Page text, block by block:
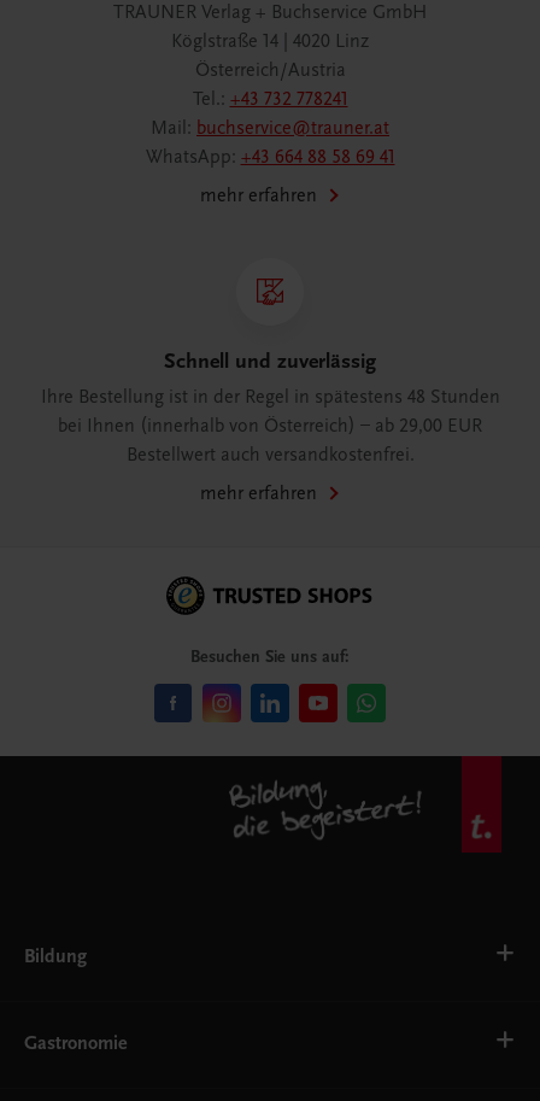
TRAUNER Verlag + Buchservice GmbH
Köglstraße 14 | 4020 Linz
Österreich/Austria
Tel.: +43 732 778241
Mail: buchservice@trauner.at
WhatsApp: +43 664 88 58 69 41
mehr erfahren
Schnell und zuverlässig
Ihre Bestellung ist in der Regel in spätestens 48 Stunden
bei Ihnen (innerhalb von Österreich) – ab 29,00 EUR
Bestellwert auch versandkostenfrei.
mehr erfahren
Besuchen Sie uns auf:
Bildung
AHS
Gastronomie